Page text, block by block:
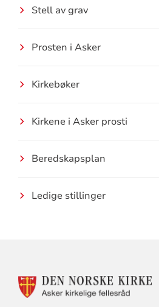
Stell av grav
Prosten i Asker
Kirkebøker
Kirkene i Asker prosti
Beredskapsplan
Ledige stillinger